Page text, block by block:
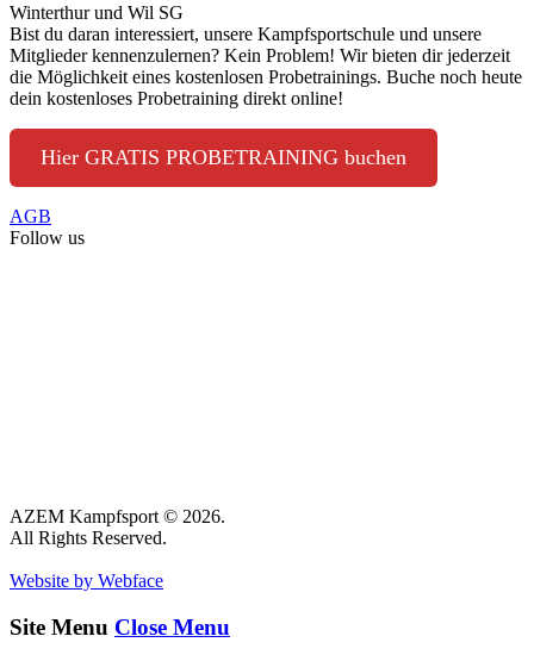
Winterthur und Wil SG
Bist du daran interessiert, unsere Kampfsportschule und unsere
Mitglieder kennenzulernen? Kein Problem! Wir bieten dir jederzeit
die Möglichkeit eines kostenlosen Probetrainings. Buche noch heute
dein kostenloses Probetraining direkt online!
Hier GRATIS PROBETRAINING buchen
AGB
Follow us
AZEM Kampfsport © 2026.
All Rights Reserved.
Website by Webface
Site Menu Close Menu